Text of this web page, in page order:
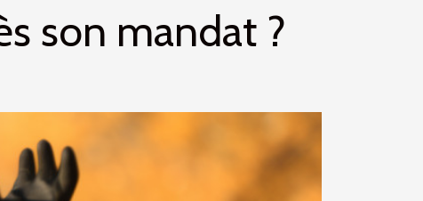
son mandat ?